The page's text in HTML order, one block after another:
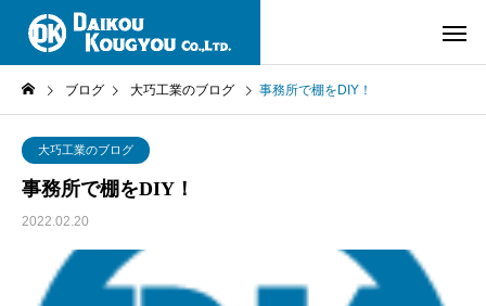
ブログ 大巧工業のブログ 事務所で棚をDIY！
大巧工業のブログ
事務所で棚をDIY！
2022.02.20